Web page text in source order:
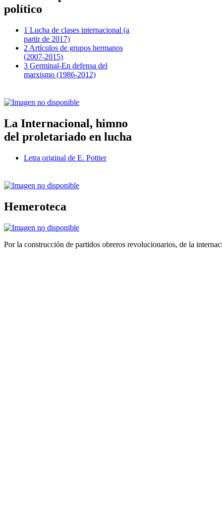
político
1 Lucha de clases internacional (a
partir de 2017)
2 Artículos de grupos hermanos
(2007-2015)
3 Germinal-En defensa del
marxismo (1986-2012)
La Internacional, himno
del proletariado en lucha
Letra original de E. Pottier
Hemeroteca
Por la construcción de partidos obreros revolucionarios, de la